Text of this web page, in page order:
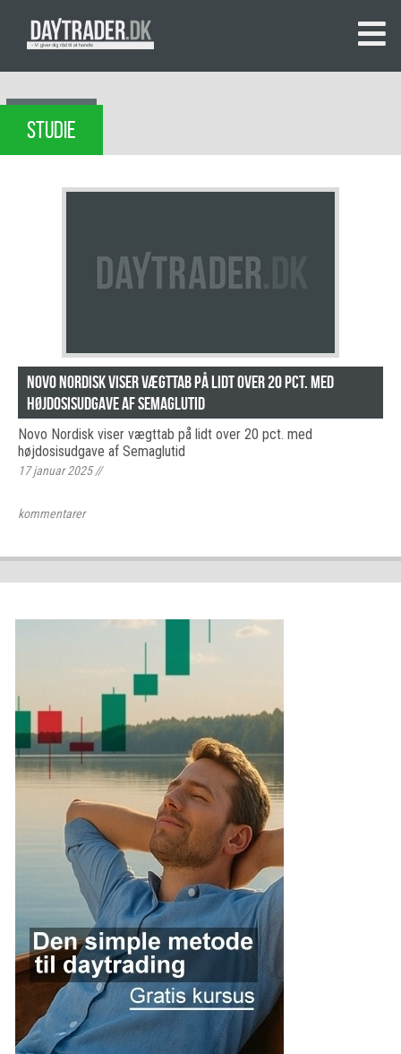
STUDIE
Novo Nordisk viser vægttab på lidt over 20 pct. med
højdosisudgave af Semaglutid
Novo Nordisk viser vægttab på lidt over 20 pct. med
højdosisudgave af Semaglutid
17 januar 2025//
kommentarer